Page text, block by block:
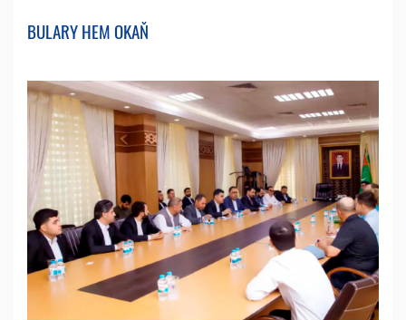
BULARY HEM OKAŇ